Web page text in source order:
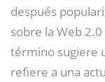
después
sobre la Web
término sugiere
refiere a una